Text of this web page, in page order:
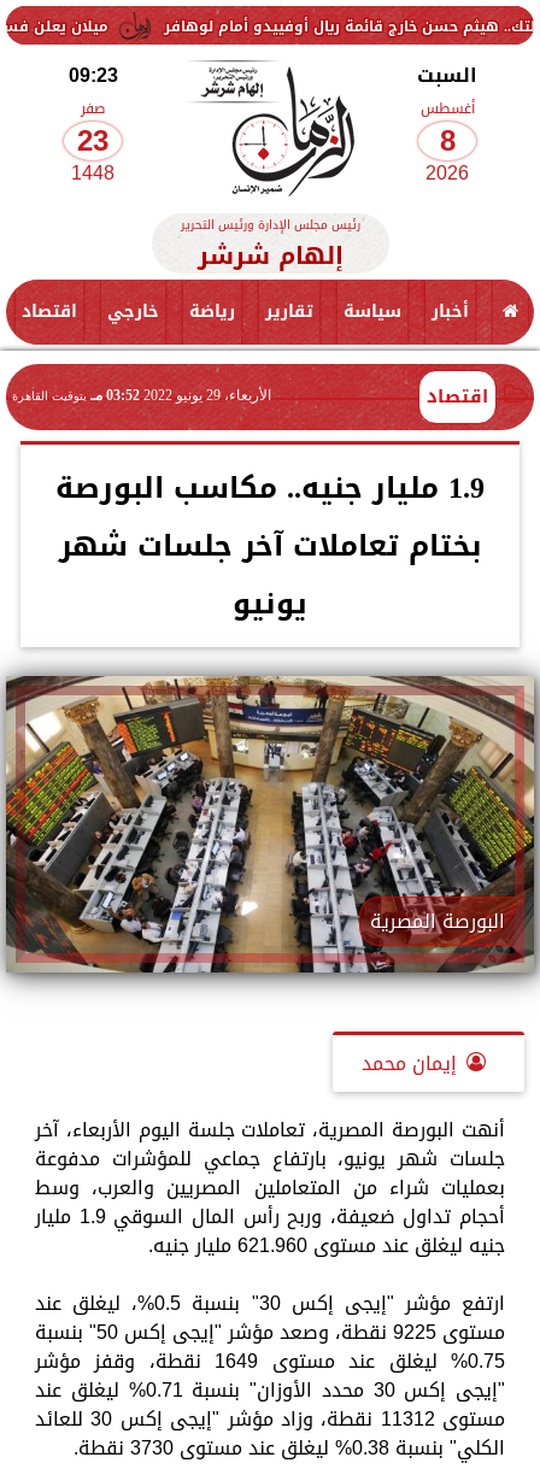
ميلان يعلن فسخ عقد إسماعيل قائمة ريال أوفييدو أمام لوهافر
السبت
أغسطس
8
2026
09:23
صفر
23
1448
رئيس مجلس الإدارة ورئيس التحرير
إلهام شرشر
أخبار سياسة تقارير رياضة خارجي اقتصاد
اقتصاد الأربعاء، 29 يونيو 2022 03:52 مـ بتوقيت القاهرة
1.9 مليار جنيه.. مكاسب البورصة
بختام تعاملات آخر جلسات شهر
يونيو
البورصة المصرية
إيمان محمد
أنهت البورصة المصرية، تعاملات جلسة اليوم الأربعاء، آخر
جلسات شهر يونيو، بارتفاع جماعي للمؤشرات مدفوعة
بعمليات شراء من المتعاملين المصريين والعرب، وسط
أحجام تداول ضعيفة، وربح رأس المال السوقي 1.9 مليار
جنيه ليغلق عند مستوى 621.960 مليار جنيه.
ارتفع مؤشر "إيجى إكس 30" بنسبة 0.5%، ليغلق عند
مستوى 9225 نقطة، وصعد مؤشر "إيجى إكس 50" بنسبة
0.75% ليغلق عند مستوى 1649 نقطة، وقفز مؤشر
"إيجى إكس 30 محدد الأوزان" بنسبة 0.71% ليغلق عند
مستوى 11312 نقطة، وزاد مؤشر "إيجى إكس 30 للعائد
الكلي" بنسبة 0.38% ليغلق عند مستوى 3730 نقطة.